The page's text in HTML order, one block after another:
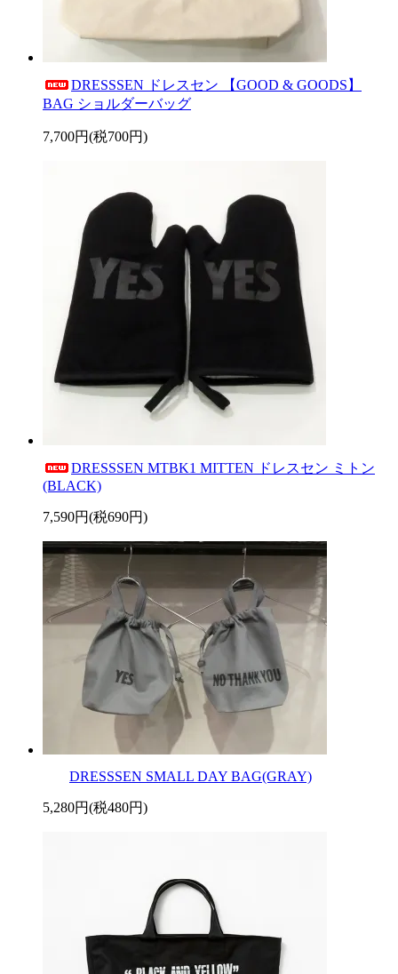
DRESSSEN ドレスセン 【GOOD & GOODS】
BAG ショルダーバッグ
7,700円(税700円)
DRESSSEN MTBK1 MITTEN ドレスセン ミトン
(BLACK)
7,590円(税690円)
DRESSSEN SMALL DAY BAG(GRAY)
5,280円(税480円)